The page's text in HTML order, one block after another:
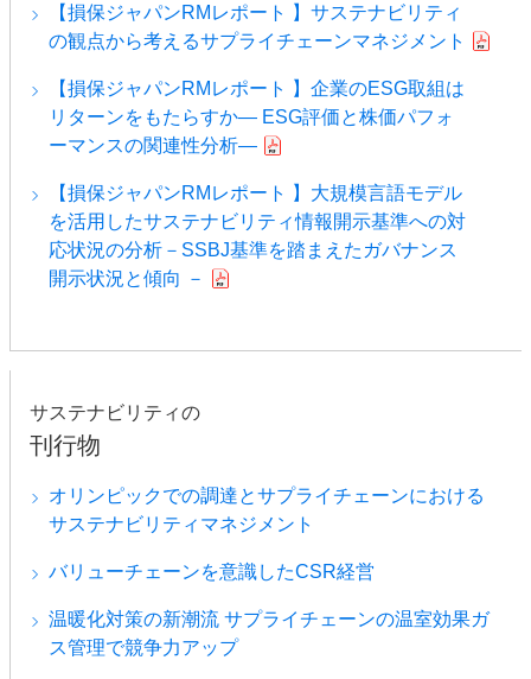
【損保ジャパンRMレポート 】サステナビリティ
の観点から考えるサプライチェーンマネジメント
【損保ジャパンRMレポート 】企業のESG取組は
リターンをもたらすか― ESG評価と株価パフォ
ーマンスの関連性分析―
【損保ジャパンRMレポート 】大規模言語モデル
を活用したサステナビリティ情報開示基準への対
応状況の分析－SSBJ基準を踏まえたガバナンス
開示状況と傾向 －
サステナビリティの
刊行物
オリンピックでの調達とサプライチェーンにおける
サステナビリティマネジメント
バリューチェーンを意識したCSR経営
温暖化対策の新潮流 サプライチェーンの温室効果ガ
ス管理で競争力アップ